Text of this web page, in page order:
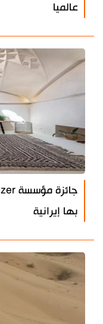
عالميا
بها إيرانية